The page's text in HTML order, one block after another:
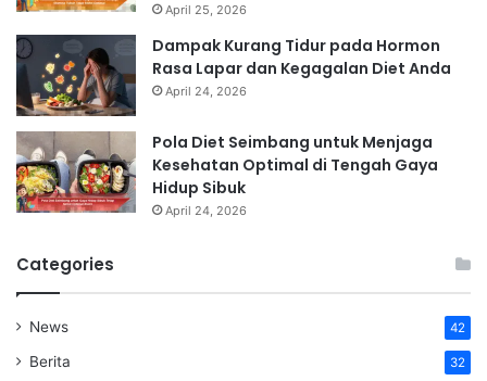
April 25, 2026
Dampak Kurang Tidur pada Hormon
Rasa Lapar dan Kegagalan Diet Anda
April 24, 2026
Pola Diet Seimbang untuk Menjaga
Kesehatan Optimal di Tengah Gaya
Hidup Sibuk
April 24, 2026
Categories
News 42
Berita 32